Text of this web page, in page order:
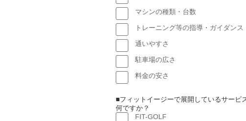
マシンの種類・台数
トレーニング等の指導・ガイダンス
通いやすさ
駐車場の広さ
料金の安さ
■フィットイージーで展開しているサービ
何ですか？
FIT-GOLF